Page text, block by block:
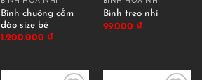
Bình chuông cắm
đào size bé
1.200.000 ₫
Bình treo nhí
99.000 ₫